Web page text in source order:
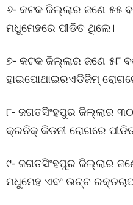
୬- କଟକ ଜିଲ୍ଲାର ଜଣେ ୫୫
ମଧୁମେହରେ ପୀଡିତ ଥିଲେ।
୭- କଟକ ଜିଲ୍ଲାର ଜଣେ ୫୮
ହାଇପୋଥାଇରଏଡିଜିମ୍
୮- ଜଗତସିଂହପୁର ଜିଲ୍ଲାର
କ୍ରନିକ୍ କିଡନୀ ରୋଗରେ
୯- ଜଗତସିଂହପୁର ଜିଲ୍ଲାର
ମଧୁମେହ ଏବଂ ଉଚ୍ଚ